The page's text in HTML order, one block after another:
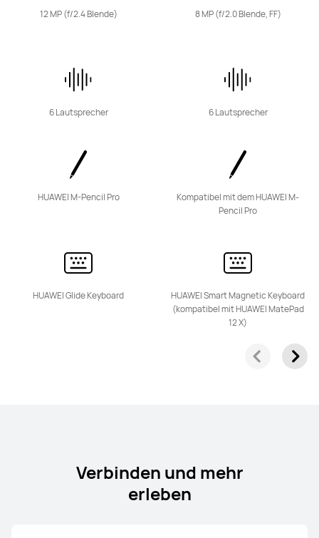
HUAWEI MatePad 11.5
Ab 299,00 €
oder Finanzierung möglich
11,5 Zoll
oder Finanzierung möglich
12 MP (f/2.4 Blende)
6 Lautsprecher
HUAWEI M-Pencil Pro
HUAWEI Glide Keyboard
8 MP (f/2.0 Blende, FF)
6 Lautsprecher
Kompatibel mit dem HUAWEI M-
Pencil Pro
HUAWEI Smart Magnetic Keyboard
(kompatibel mit HUAWEI MatePad
12 X)
Verbinden und mehr
erleben